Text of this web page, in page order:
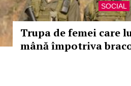
SOCIAL
Trupa de femei care
mână împotriva